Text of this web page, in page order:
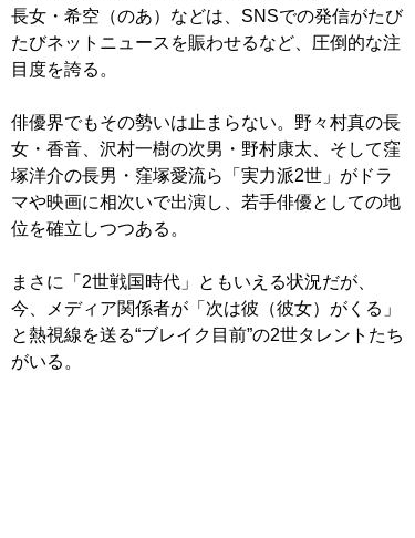
長女・希空（のあ）などは、SNSでの発信がたび
たびネットニュースを賑わせるなど、圧倒的な注
目度を誇る。
俳優界でもその勢いは止まらない。野々村真の長
女・香音、沢村一樹の次男・野村康太、そして窪
塚洋介の長男・窪塚愛流ら「実力派2世」がドラ
マや映画に相次いで出演し、若手俳優としての地
位を確立しつつある。
まさに「2世戦国時代」ともいえる状況だが、
今、メディア関係者が「次は彼（彼女）がくる」
と熱視線を送る“ブレイク目前”の2世タレントたち
がいる。